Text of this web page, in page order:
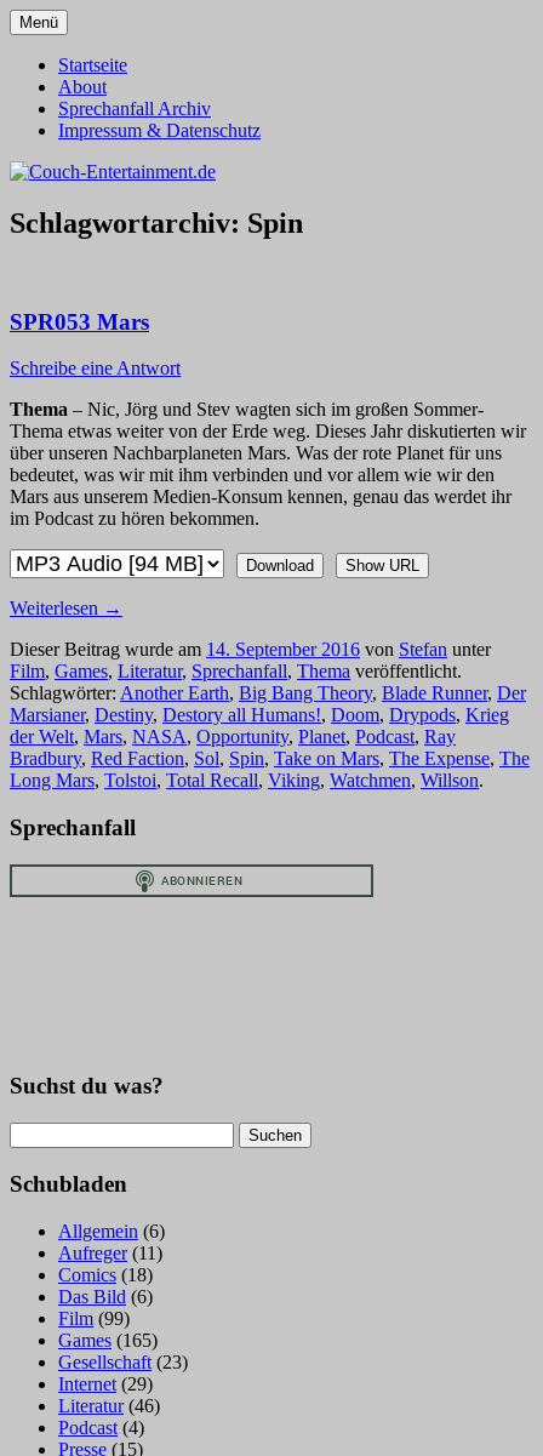
Zum
Inhalt
springen
Couch-Entertainment.de
Menü
Startseite
About
Sprechanfall Archiv
Impressum & Datenschutz
Schlagwortarchiv: Spin
SPR053 Mars
Schreibe eine Antwort
Thema – Nic, Jörg und Stev wagten sich im großen Sommer-
Thema etwas weiter von der Erde weg. Dieses Jahr diskutierten wir
über unseren Nachbarplaneten Mars. Was der rote Planet für uns
bedeutet, was wir mit ihm verbinden und vor allem wie wir den
Mars aus unserem Medien-Konsum kennen, genau das werdet ihr
im Podcast zu hören bekommen.
Download Show URL
Weiterlesen →
Dieser Beitrag wurde am 14. September 2016 von Stefan unter
Film, Games, Literatur, Sprechanfall, Thema veröffentlicht.
Schlagwörter: Another Earth, Big Bang Theory, Blade Runner, Der
Marsianer, Destiny, Destory all Humans!, Doom, Drypods, Krieg
der Welt, Mars, NASA, Opportunity, Planet, Podcast, Ray
Bradbury, Red Faction, Sol, Spin, Take on Mars, The Expense, The
Long Mars, Tolstoi, Total Recall, Viking, Watchmen, Willson.
Sprechanfall
Suchst du was?
nach:
Schubladen
Allgemein (6)
Aufreger(11)
Comics (18)
Das Bild (6)
Film (99)
Games (165)
Gesellschaft (23)
Internet (29)
Literatur(46)
Podcast (4)
Presse (15)